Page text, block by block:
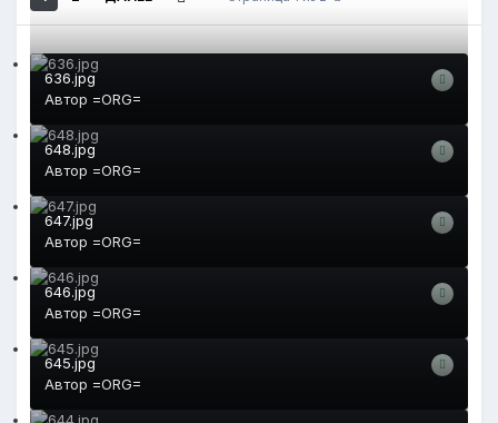
636.jpg
Автор =ORG=
648.jpg
Автор =ORG=
647.jpg
Автор =ORG=
646.jpg
Автор =ORG=
645.jpg
Автор =ORG=